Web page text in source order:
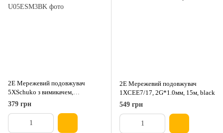
2E Мережевий подовжувач
5XSchuko з вимикачем,
3G*1.5мм2, 3м, black
379 грн
2E Мережевий подовжувач
1XCEE7/17, 2G*1.0мм, 15м, black
549 грн